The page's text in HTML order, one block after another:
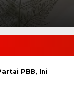
PBB, Ini